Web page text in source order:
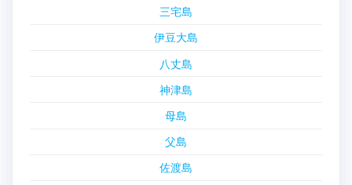
三宅島
伊豆大島
八丈島
神津島
母島
父島
佐渡島